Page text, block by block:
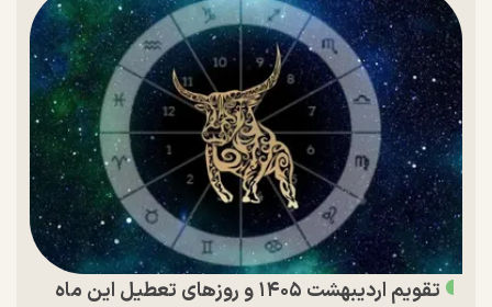
تقویم اردیبهشت ۱۴۰۵ و روز‌های تعطیل این ماه